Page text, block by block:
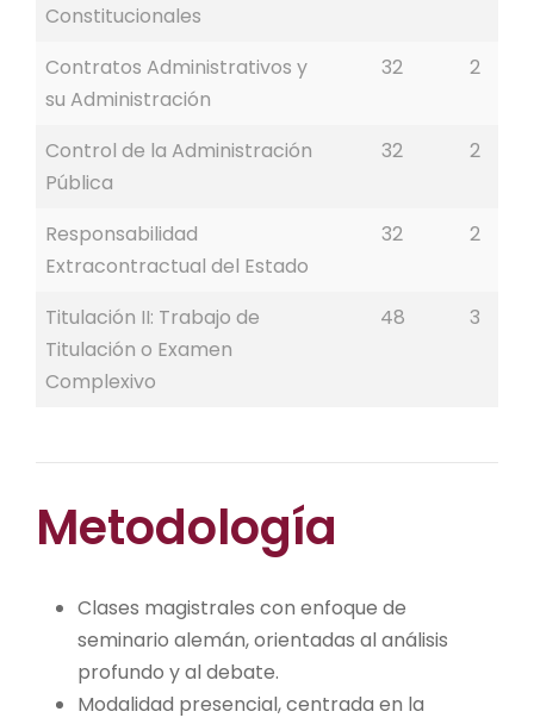
Constitucionales
Contratos Administrativos y
su Administración
32 2
Control de la Administración
Pública
32 2
Responsabilidad
Extracontractual del Estado
32 2
Titulación II: Trabajo de
Titulación o Examen
Complexivo
48 3
Metodología
Clases magistrales con enfoque de
seminario alemán, orientadas al análisis
profundo y al debate.
Modalidad presencial, centrada en la